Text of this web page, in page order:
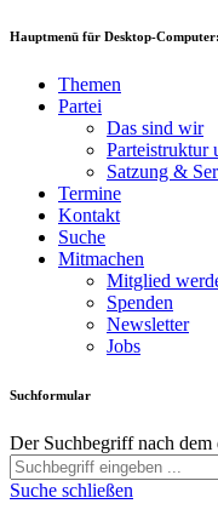
Hauptmenü für Desktop-Computer:
Themen
Partei
Das sind wir
Parteistruktur
Satzung &
Termine
Kontakt
Suche
Mitmachen
Mitglied
Spenden
Newsletter
Jobs
Suchformular
Der Suchbegriff nach dem
Suche schließen